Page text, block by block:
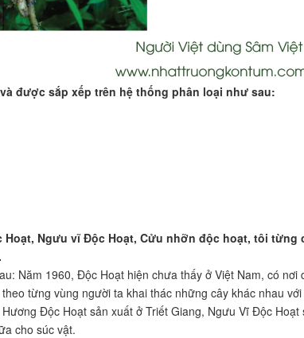
được sắp xếp trên hệ thống phân loại như sau:
Ngưu vĩ Độc Hoạt, Cửu nhỡn độc hoạt, tôi từng
Năm 1960, Độc Hoạt hiện chưa thấy ở Việt Nam, có nơi
từng vùng người ta khai thác những cây khác nhau với
Độc Hoạt sản xuất ở Triết Giang, Ngưu Vĩ Độc Hoạt
cho súc vật.